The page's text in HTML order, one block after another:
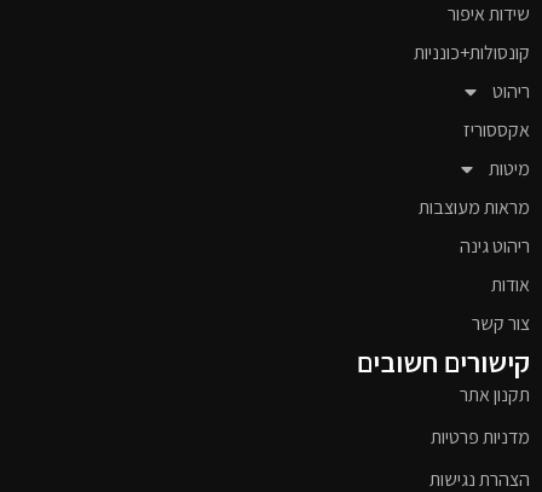
שידות איפור
קונסולות+כונניות
ריהוט
אקססוריז
מיטות
מראות מעוצבות
ריהוט גינה
אודות
צור קשר
קישורים חשובים
תקנון אתר
מדניות פרטיות
הצהרת נגישות